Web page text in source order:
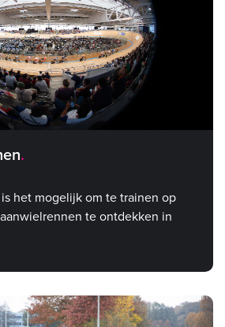
het mogelijk om te trainen op
te ontdekken in